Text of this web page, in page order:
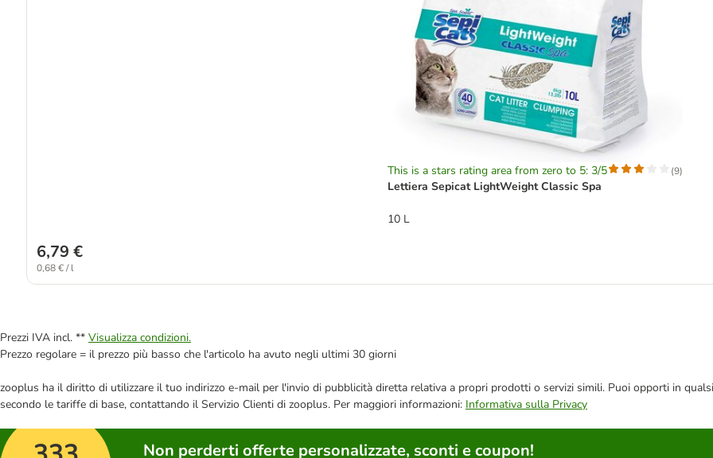
This is a stars rating area from zero to 5: 3/5 (9)
Lettiera Sepicat LightWeight Classic Spa
10 L
6,79 €
0,68 € / l
Prezzi IVA incl. ** Visualizza condizioni.
Prezzo regolare = il prezzo più basso che l'articolo ha avuto negli ultimi 30 giorni
zooplus ha il diritto di utilizzare il tuo indirizzo e-mail per l'invio di pubblicità diretta relativa a propri prodotti o servizi simili. Puoi opporti in
secondo le tariffe di base, contattando il Servizio Clienti di zooplus. Per maggiori informazioni: Informativa sulla Privacy
Non perderti offerte personalizzate, sconti e coupon!